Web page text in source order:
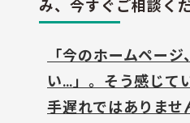
み、今すぐご相談く
「今のホームペー
い…」。そう感じて
手遅れではありませ